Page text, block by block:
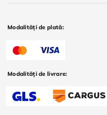
Modalități de plată:
Modalități de livrare: